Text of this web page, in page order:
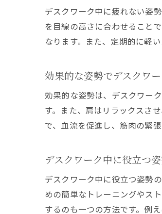
デスクワーク中に疲れない姿
を目線の高さに合わせること
なります。また、定期的に軽
効果的な姿勢でデスクワ
効果的な姿勢は、デスクワー
す。また、肩はリラックスさ
で、血流を促進し、筋肉の緊
デスクワーク中に役立つ
デスクワーク中に役立つ姿勢
めの簡単なトレーニングやス
するのも一つの方法です。例